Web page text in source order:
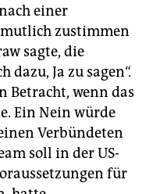
einer
zustimmen
sagte, die
Ja zu sagen“.
Betracht, wenn das
Ein Nein würde
Verbündeten
soll in der US-
für